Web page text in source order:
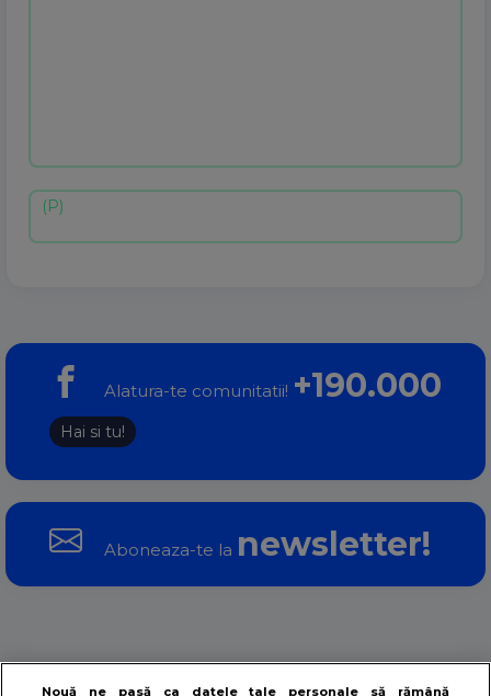
Alatura-te comunitatii! +190.000
Hai si tu!
Aboneaza-te la newsletter!
Despre noi Contact Termeni si conditii
Nouă ne pasă ca datele tale personale să rămână